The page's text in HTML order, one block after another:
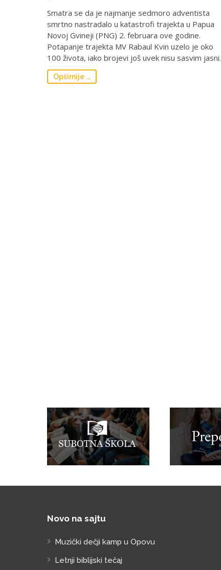
Smatra se da je najmanje sedmoro adventista
smrtno nastradalo u katastrofi trajekta u Papua
Novoj Gvineji (PNG) 2. februara ove godine.
Potapanje trajekta MV Rabaul Kvin uzelo je oko
100 života, iako brojevi još uvek nisu sasvim jasni.
Opširnije ...
Novo na sajtu
Muzički dečji kamp u Opovu
Letnji biblijski tečaj